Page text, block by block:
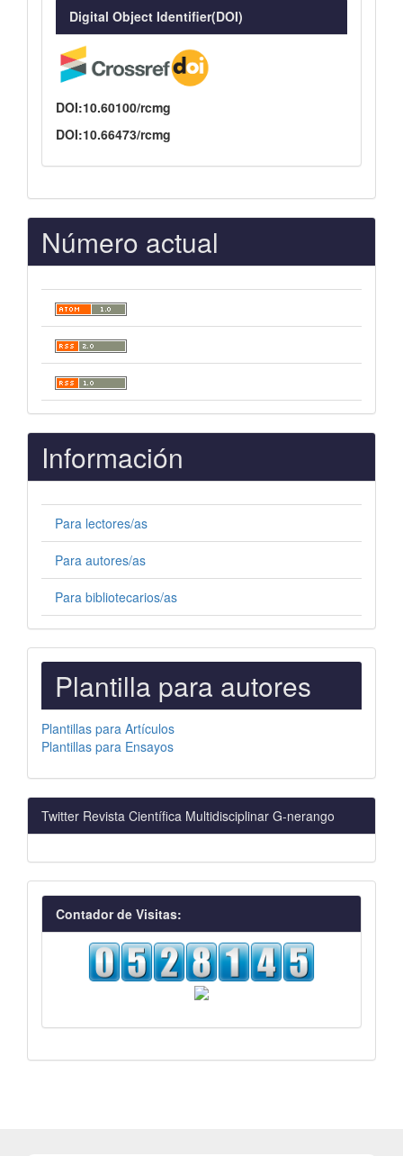
Digital Object Identifier(DOI)
DOI:10.60100/rcmg
DOI:10.66473/rcmg
Número actual
Información
Para lectores/as
Para autores/as
Para bibliotecarios/as
PLANTILLAS
PARA
AUTORES
Plantilla para autores
Plantillas para Artículos
Plantillas para Ensayos
Twitter Revista Científica Multidisciplinar G-nerango
visitas
Contador de Visitas: